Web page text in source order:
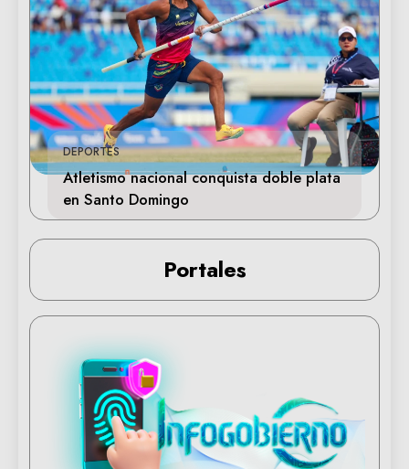
DEPORTES
Atletismo nacional conquista doble plata
en Santo Domingo
Portales